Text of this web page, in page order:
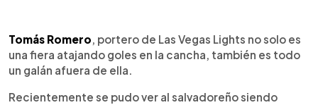
► Escuchar artículo
Tomás Romero, portero de Las Vegas Lights no solo es
una fiera atajando goles en la cancha, también es todo
un galán afuera de ella.
Recientemente se pudo ver al salvadoreño siendo